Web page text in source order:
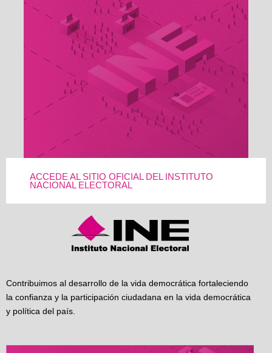
ACCEDE AL SITIO OFICIAL DEL INSTITUTO
NACIONAL ELECTORAL
Contribuimos al desarrollo de la vida democrática fortaleciendo
la confianza y la participación ciudadana en la vida democrática
y política del país.